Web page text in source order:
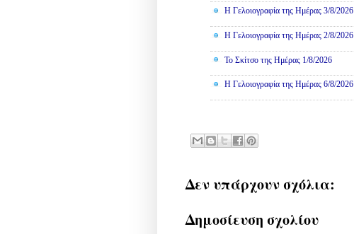
Η Γελοιογραφία της Ημέρας 3/8/2026
Η Γελοιογραφία της Ημέρας 2/8/2026
Το Σκίτσο της Ημέρας 1/8/2026
Η Γελοιογραφία της Ημέρας 6/8/2026
Δεν υπάρχουν σχόλια:
Δημοσίευση σχολίου